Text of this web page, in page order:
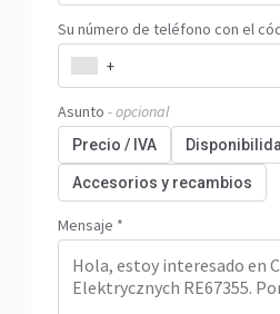
Su número de teléfono con el
+
Asunto - opcional
Precio / IVA
Accesorios y recambios
Mensaje *